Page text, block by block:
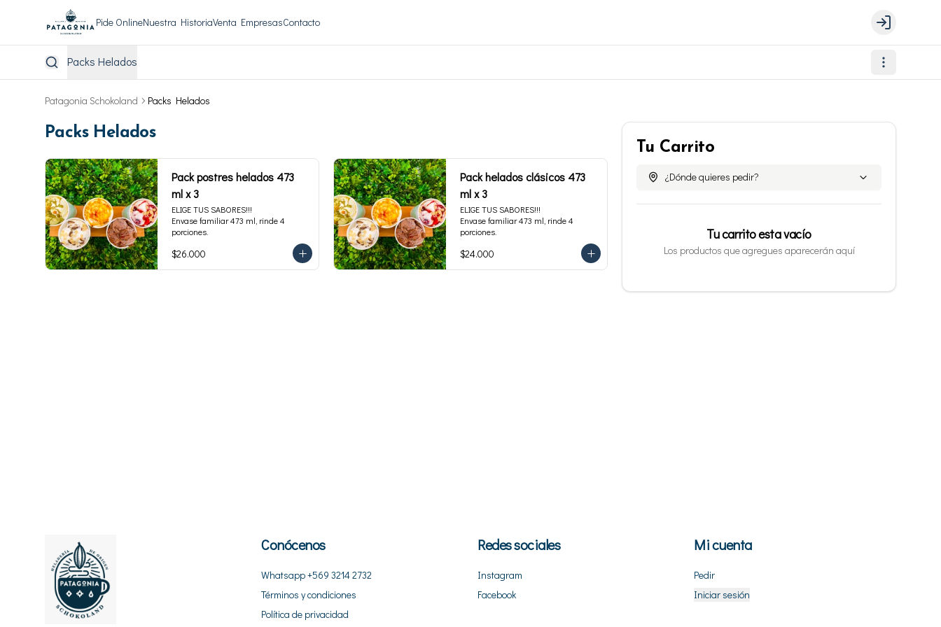
Pide OnlineNuestra HistoriaVenta EmpresasContacto Login
Packs Helados
Patagonia Schokoland Packs Helados
Packs Helados
Pack postres helados 473
ml x 3
ELIGE TUS SABORES!!!
Envase familiar 473 ml, rinde 4
porciones.
$26.000
Pack helados clásicos 473
ml x 3
ELIGE TUS SABORES!!!
Envase familiar 473 ml, rinde 4
porciones.
$24.000
Tu Carrito
¿Dónde quieres pedir?
Tu carrito esta vacío
Los productos que agregues aparecerán aquí
Conócenos
Whatsapp +569 3214 2732
Términos y condiciones
Política de privacidad
Redes sociales
Instagram
Facebook
Mi cuenta
Pedir
Iniciar sesión